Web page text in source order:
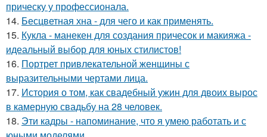
прическу у профессионала.
14. Бесцветная хна - для чего и как применять.
15. Кукла - манекен для создания причесок и макияжа -
идеальный выбор для юных стилистов!
16. Портрет привлекательной женщины с
выразительными чертами лица.
17. История о том, как свадебный ужин для двоих вырос
в камерную свадьбу на 28 человек.
18. Эти кадры - напоминание, что я умею работать и с